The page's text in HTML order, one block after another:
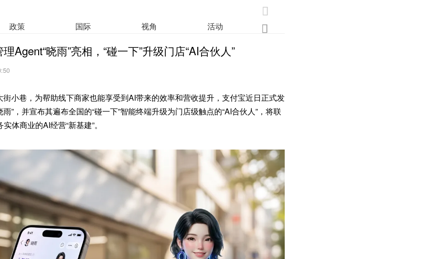

政策 国际 视角 活动 
Agent“晓雨”亮相，“碰一下”升级门店“AI合伙人”
小巷，为帮助线下商家也能享受到AI带来的效率和营收提升，支付宝近日正式发
”，并宣布其遍布全国的“碰一下”智能终端升级为门店级触点的“AI合伙人”，将联
体商业的AI经营“新基建”。